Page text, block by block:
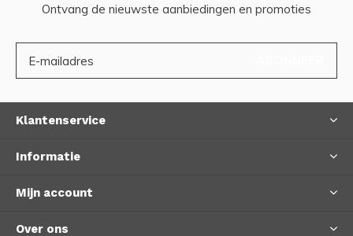
Ontvang de nieuwste aanbiedingen en promoties
Klantenservice
Informatie
Mijn account
Over ons